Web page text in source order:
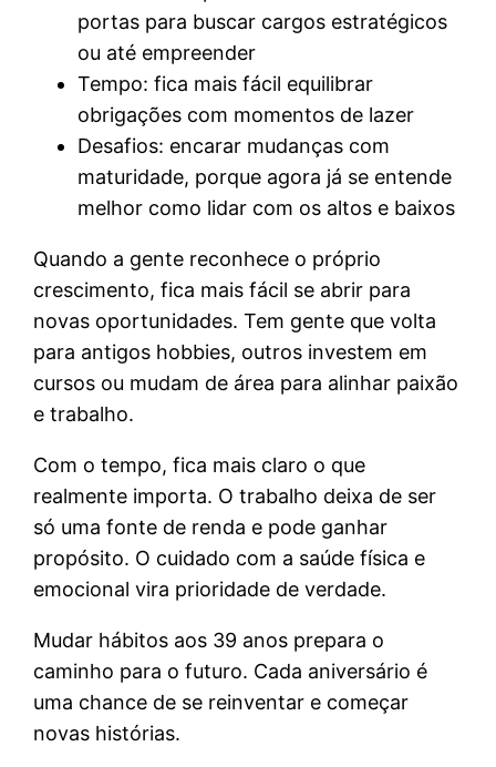
portas para buscar cargos estratégicos
ou até empreender
Tempo: fica mais fácil equilibrar
obrigações com momentos de lazer
Desafios: encarar mudanças com
maturidade, porque agora já se entende
melhor como lidar com os altos e baixos
Quando a gente reconhece o próprio
crescimento, fica mais fácil se abrir para
novas oportunidades. Tem gente que volta
para antigos hobbies, outros investem em
cursos ou mudam de área para alinhar paixão
e trabalho.
Com o tempo, fica mais claro o que
realmente importa. O trabalho deixa de ser
só uma fonte de renda e pode ganhar
propósito. O cuidado com a saúde física e
emocional vira prioridade de verdade.
Mudar hábitos aos 39 anos prepara o
caminho para o futuro. Cada aniversário é
uma chance de se reinventar e começar
novas histórias.